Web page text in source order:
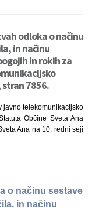
odloka o načinu
in načinu
in rokih za
stran 7856.
javno telekomunikacijsko
Občine Sveta Ana
Ana na 10. redni seji
o načinu sestave
in načinu